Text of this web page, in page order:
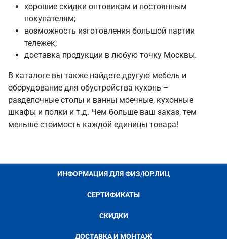
хорошие скидки оптовикам и постоянным
покупателям;
возможность изготовления большой партии
тележек;
доставка продукции в любую точку Москвы.
В каталоге вы также найдете другую мебель и
оборудование для обустройства кухонь –
разделочные столы и ванны моечные, кухонные
шкафы и полки и т.д. Чем больше ваш заказ, тем
меньше стоимость каждой единицы товара!
ИНФОРМАЦИЯ ДЛЯ ФИЗ/ЮР.ЛИЦ
СЕРТИФИКАТЫ
СКИДКИ
ДОСТАВКА И МОНТАЖ